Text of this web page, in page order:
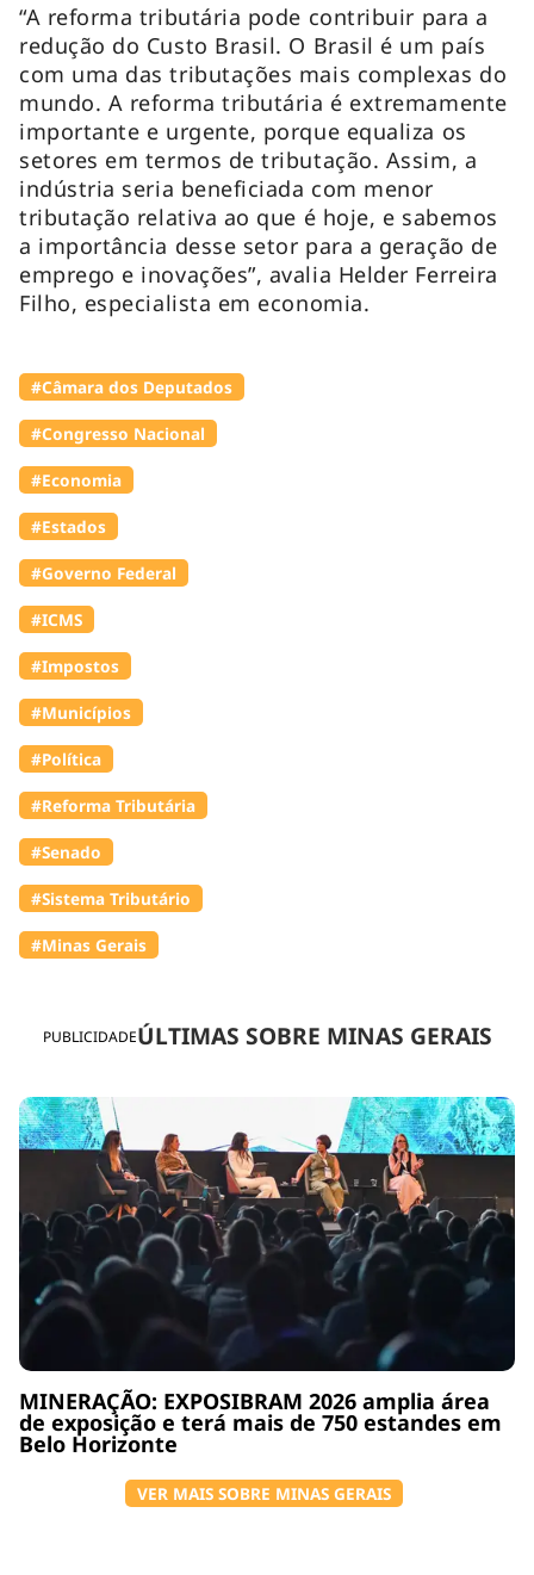
PUBLICIDADEÚLTIMAS SOBRE MINAS GERAIS
MINERAÇÃO: EXPOSIBRAM 2026 amplia área
de exposição e terá mais de 750 estandes em
Belo Horizonte
VER MAIS SOBRE MINAS GERAIS
“A reforma tributária pode contribuir para a
redução do Custo Brasil. O Brasil é um país
com uma das tributações mais complexas do
mundo. A reforma tributária é extremamente
importante e urgente, porque equaliza os
setores em termos de tributação. Assim, a
indústria seria beneficiada com menor
tributação relativa ao que é hoje, e sabemos
a importância desse setor para a geração de
emprego e inovações”, avalia Helder Ferreira
Filho, especialista em economia.
#Câmara dos Deputados
#Congresso Nacional
#Economia
#Estados
#Governo Federal
#ICMS
#Impostos
#Municípios
#Política
#Reforma Tributária
#Senado
#Sistema Tributário
#Minas Gerais